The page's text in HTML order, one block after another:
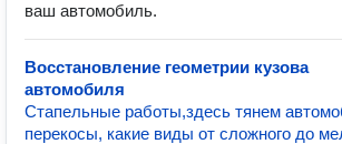
ваш автомобиль.
Восстановление геометрии кузова
автомобиля
Стапельные работы,здесь тянем
перекосы, какие виды от сложного до